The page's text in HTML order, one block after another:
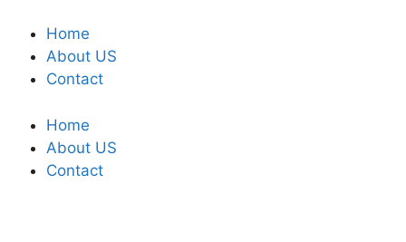
Home
About US
Contact
Home
About US
Contact